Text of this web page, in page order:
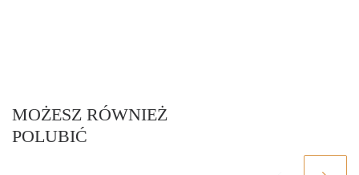
MOŻESZ RÓWNIEŻ
POLUBIĆ